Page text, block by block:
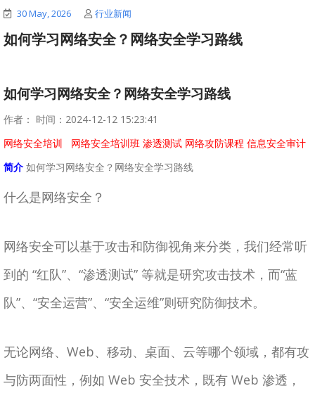
30 May, 2026 行业新闻
如何学习网络安全？网络安全学习路线
如何学习网络安全？网络安全学习路线
作者： 时间：2024-12-12 15:23:41
网络安全培训
网络安全培训班 渗透测试 网络攻防课程 信息安全审计
简介 如何学习网络安全？网络安全学习路线
什么是网络安全？
网络安全可以基于攻击和防御视角来分类，我们经常听
到的 “红队”、“渗透测试” 等就是研究攻击技术，而“蓝
队”、“安全运营”、“安全运维”则研究防御技术。
无论网络、Web、移动、桌面、云等哪个领域，都有攻
与防两面性，例如 Web 安全技术，既有 Web 渗透，